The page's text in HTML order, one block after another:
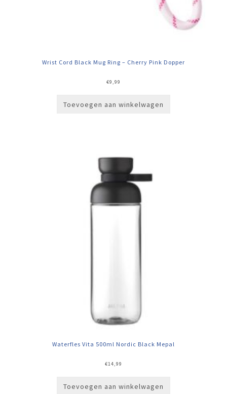
Wrist Cord Black Mug Ring – Cherry Pink Dopper
€9,99
Toevoegen aan winkelwagen
Waterfles Vita 500ml Nordic Black Mepal
€14,99
Toevoegen aan winkelwagen